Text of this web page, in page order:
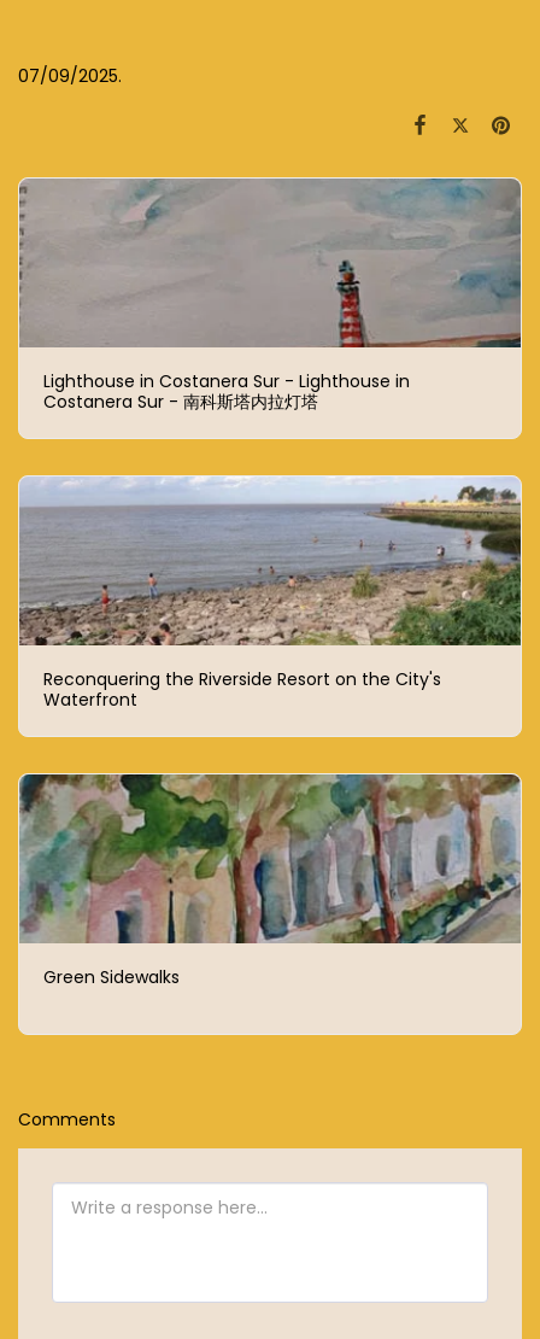
07/09/2025.
Lighthouse in Costanera Sur - Lighthouse in
Costanera Sur - 南科斯塔内拉灯塔
Reconquering the Riverside Resort on the City's
Waterfront
Green Sidewalks
Comments